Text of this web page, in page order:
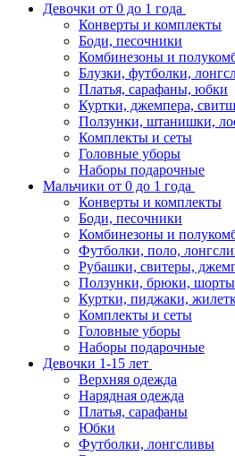
Девочки от 0 до 1 года
Конверты и комплекты
Боди, песочники
Комбинезоны и
Блузки, футболки,
Платья, сарафаны, юбки
Куртки, джемпера,
Ползунки, штанишки,
Комплекты и сеты
Головные уборы
Наборы подарочные
Мальчики от 0 до 1 года
Конверты и комплекты
Боди, песочники
Комбинезоны и
Футболки, поло,
Рубашки, свитеры,
Ползунки, брюки, шорты
Куртки, пиджаки,
Комплекты и сеты
Головные уборы
Наборы подарочные
Девочки 1-15 лет
Верхняя одежда
Нарядная одежда
Платья, сарафаны
Юбки
Футболки, лонгсливы